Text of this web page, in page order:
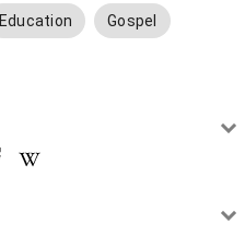
Education Gospel